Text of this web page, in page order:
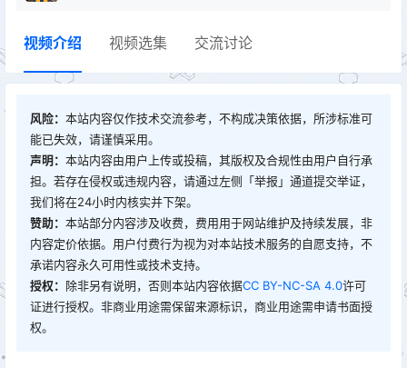
视频介绍 视频选集 交流讨论
风险： 本站内容仅作技术交流参考，不构成决策依据，所涉标准可
能已失效，请谨慎采用。
声明： 本站内容由用户上传或投稿，其版权及合规性由用户自行承
担。若存在侵权或违规内容，请通过左侧「举报」通道提交举证，
我们将在24小时内核实并下架。
赞助： 本站部分内容涉及收费，费用用于网站维护及持续发展，非
内容定价依据。用户付费行为视为对本站技术服务的自愿支持，不
承诺内容永久可用性或技术支持。
授权： 除非另有说明，否则本站内容依据CC BY-NC-SA 4.0许可
证进行授权。非商业用途需保留来源标识，商业用途需申请书面授
权。